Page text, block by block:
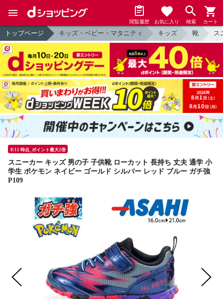
閲覧履歴 お気に入り 検索 カート
トップページ キッズ・ベビー・マタニティ キッズ 靴 ス
8/11 時点_ポイント最大2倍
スニーカー キッズ 男の子 子供靴 ローカット 長持ち 丈夫 通学 小
学生 ポケモン ネイビー ゴールド シルバー レッド ブルー ガチ強
P109